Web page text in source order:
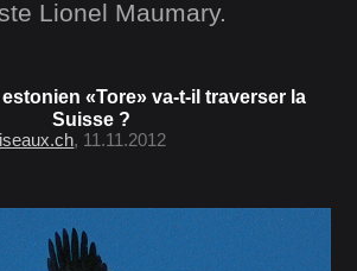
Lionel Maumary.
«Tore» va-t-il traverser la
Suisse ?
, 11.11.2012